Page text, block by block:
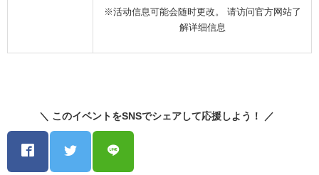
※活动信息可能会随时更改。 请访问官方网站了
解详细信息
＼ このイベントをSNSでシェアして応援しよう！ ／